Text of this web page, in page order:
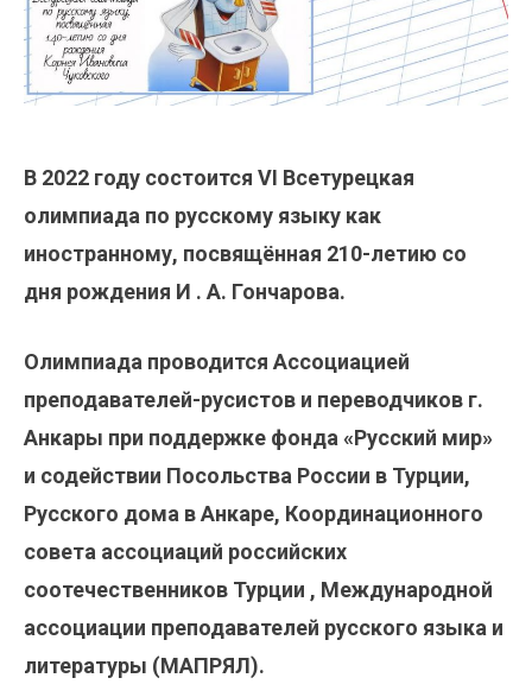
В 2022 году состоится VI Всетурецкая
олимпиада по русскому языку как
иностранному, посвящённая 210-летию со
дня рождения И . А. Гончарова.
Олимпиада проводится Ассоциацией
преподавателей-русистов и переводчиков г.
Анкары при поддержке фонда «Русский мир»
и содействии Посольства России в Турции,
Русского дома в Анкаре, Координационного
совета ассоциаций российских
соотечественников Турции , Международной
ассоциации преподавателей русского языка и
литературы (МАПРЯЛ).